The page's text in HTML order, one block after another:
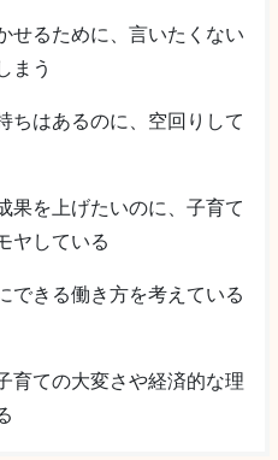
せるために、言いたくない
まう
ちはあるのに、空回りして
果を上げたいのに、子育て
ヤしている
できる働き方を考えている
育ての大変さや経済的な理